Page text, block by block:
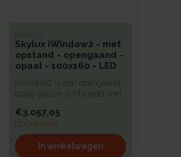
SKYLUX
Skylux iWindow2 - met
opstand - opengaand -
opaal - 100x160 - LED
iWindow2 is een opengaand
opale glazen lichtkoepel met
€3.057,05
Op voorraad
In winkelwagen